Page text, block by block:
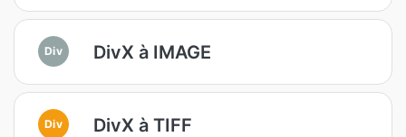
Div DivX à IMAGE
Div DivX à TIFF